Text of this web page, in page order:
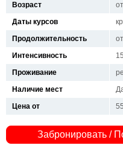
Возраст
Даты курсов
Продолжительность
Интенсивность
Проживание
Наличие мест
Цена от
Забронировать /